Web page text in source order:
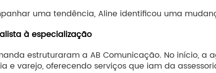
uma tendência, Aline identificou uma
à especialização
estruturaram a AB Comunicação. No início,
e varejo, oferecendo serviços que iam da